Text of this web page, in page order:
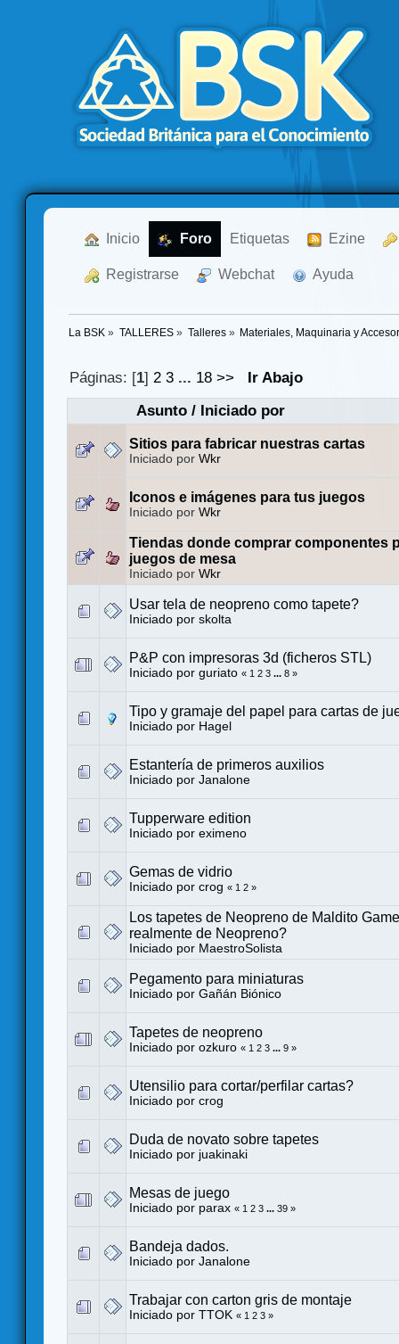
Inicio Foro Etiquetas Ezine
Registrarse Webchat Ayuda
La BSK » TALLERES» Talleres» Materiales, Maquinaria y
Páginas: [1]2 3 ... 18 >>
Ir Abajo
Asunto/ Iniciado por
Sitios para fabricar nuestras cartas
Iniciado por Wkr
Iconos e imágenes para tus juegos
Iniciado por Wkr
Tiendas donde comprar componentes
juegos de mesa
Iniciado por Wkr
Usar tela de neopreno como tapete?
Iniciado por skolta
P&P con impresoras 3d (ficheros STL)
Iniciado por guriato « 1 2 3 ... 8 »
Tipo y gramaje del papel para cartas de
Iniciado por Hagel
Estantería de primeros auxilios
Iniciado por Janalone
Tupperware edition
Iniciado por eximeno
Gemas de vidrio
Iniciado por crog « 1 2 »
Los tapetes de Neopreno de Maldito
realmente de Neopreno?
Iniciado por MaestroSolista
Pegamento para miniaturas
Iniciado por Gañán Biónico
Tapetes de neopreno
Iniciado por ozkuro « 1 2 3 ... 9 »
Utensilio para cortar/perfilar cartas?
Iniciado por crog
Duda de novato sobre tapetes
Iniciado por juakinaki
Mesas de juego
Iniciado por parax « 1 2 3 ... 39 »
Bandeja dados.
Iniciado por Janalone
Trabajar con carton gris de montaje
Iniciado por TTOK « 1 2 3 »